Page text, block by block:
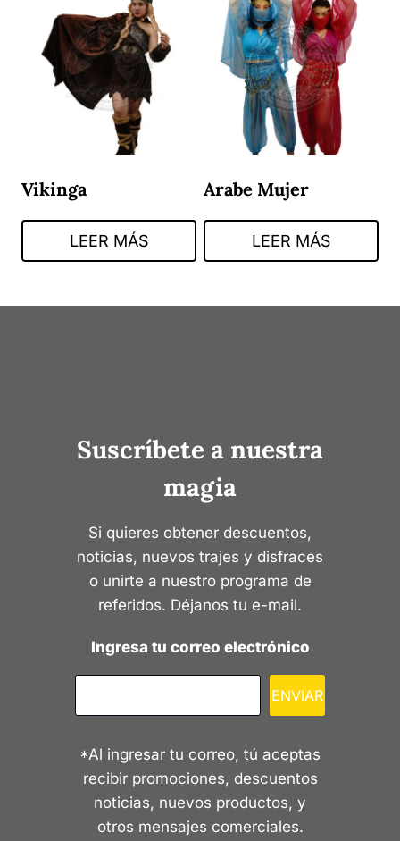
Vikinga
LEER MÁS
Arabe Mujer
LEER MÁS
Suscríbete a nuestra
magia
Si quieres obtener descuentos,
noticias, nuevos trajes y disfraces
o unirte a nuestro programa de
referidos. Déjanos tu e-mail.
Ingresa tu correo electrónico
ENVIAR
*Al ingresar tu correo, tú aceptas
recibir promociones, descuentos
noticias, nuevos productos, y
otros mensajes comerciales.